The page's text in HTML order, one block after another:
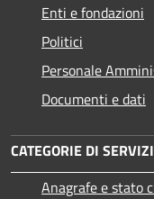
Enti e fondazioni
Politici
Personale
Documenti e dati
CATEGORIE DI
Anagrafe e stato